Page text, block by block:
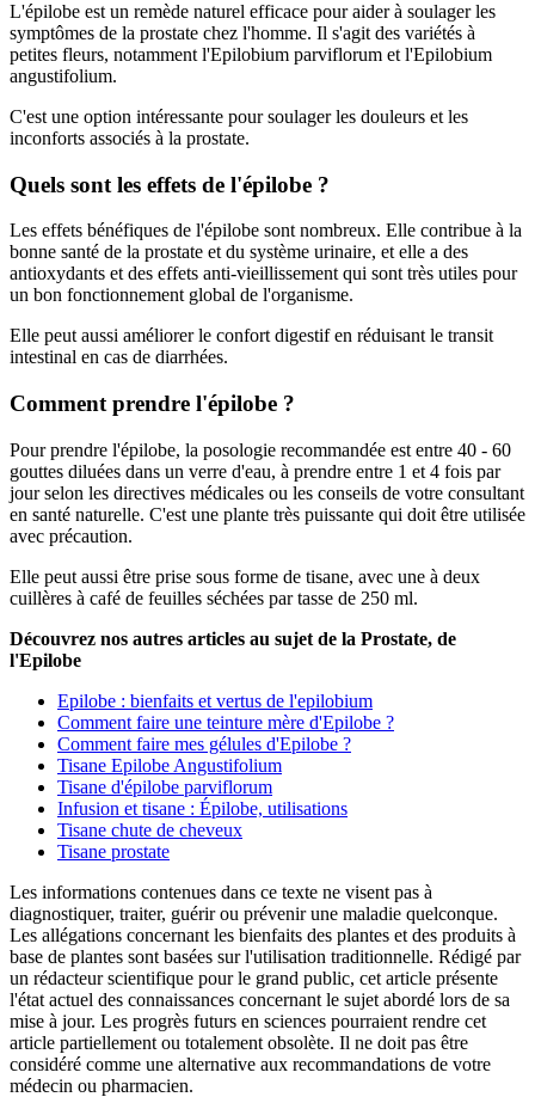
L'épilobe est un remède naturel efficace pour aider à soulager les
symptômes de la prostate chez l'homme. Il s'agit des variétés à
petites fleurs, notamment l'Epilobium parviflorum et l'Epilobium
angustifolium.
C'est une option intéressante pour soulager les douleurs et les
inconforts associés à la prostate.
Quels sont les effets de l'épilobe ?
Les effets bénéfiques de l'épilobe sont nombreux. Elle contribue à la
bonne santé de la prostate et du système urinaire, et elle a des
antioxydants et des effets anti-vieillissement qui sont très utiles pour
un bon fonctionnement global de l'organisme.
Elle peut aussi améliorer le confort digestif en réduisant le transit
intestinal en cas de diarrhées.
Comment prendre l'épilobe ?
Pour prendre l'épilobe, la posologie recommandée est entre 40 - 60
gouttes diluées dans un verre d'eau, à prendre entre 1 et 4 fois par
jour selon les directives médicales ou les conseils de votre consultant
en santé naturelle. C'est une plante très puissante qui doit être utilisée
avec précaution.
Elle peut aussi être prise sous forme de tisane, avec une à deux
cuillères à café de feuilles séchées par tasse de 250 ml.
Découvrez nos autres articles au sujet de la Prostate, de
l'Epilobe
Epilobe : bienfaits et vertus de l'epilobium
Comment faire une teinture mère d'Epilobe ?
Comment faire mes gélules d'Epilobe ?
Tisane Epilobe Angustifolium
Tisane d'épilobe parviflorum
Infusion et tisane : Épilobe, utilisations
Tisane chute de cheveux
Tisane prostate
Les informations contenues dans ce texte ne visent pas à
diagnostiquer, traiter, guérir ou prévenir une maladie quelconque.
Les allégations concernant les bienfaits des plantes et des produits à
base de plantes sont basées sur l'utilisation traditionnelle. Rédigé par
un rédacteur scientifique pour le grand public, cet article présente
l'état actuel des connaissances concernant le sujet abordé lors de sa
mise à jour. Les progrès futurs en sciences pourraient rendre cet
article partiellement ou totalement obsolète. Il ne doit pas être
considéré comme une alternative aux recommandations de votre
médecin ou pharmacien.